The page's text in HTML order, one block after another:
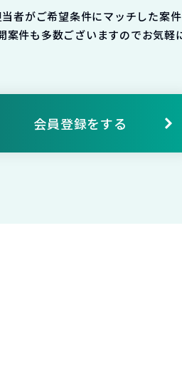
者がご希望条件にマッチした案件
案件も多数ございますのでお気軽
会員登録をする